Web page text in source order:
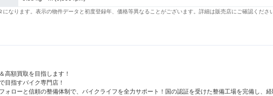
なります。表示の物件データと初度登録年、価格等異なることがございます。詳細は販売店にご確認ください
高額買取を目指します！
目指すバイク専門店！
ォローと信頼の整備体制で、バイクライフを全力サポート！国の認証を受けた整備工場を完備し、